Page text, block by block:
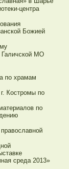
центра
Божией
Галичской МО
по храмам
Костромы по
по
среда 2013»